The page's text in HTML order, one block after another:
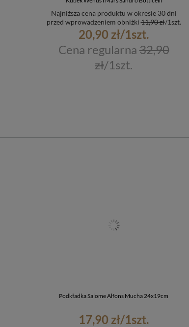
20,90 zł/1szt.
Najniższa cena produktu w okresie 30 dni
przed wprowadzeniem obniżki11,90 zł/1szt.
Cena regularna32,90
zł/1szt.
Podkładka Salome Alfons Mucha 24x19cm
17,90 zł/1szt.